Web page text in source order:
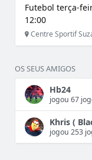
Futebol terça-
12:00
Centre Sportif
OS SEUS AMIGOS
Hb24
jogou 67
Khris (
jogou 253